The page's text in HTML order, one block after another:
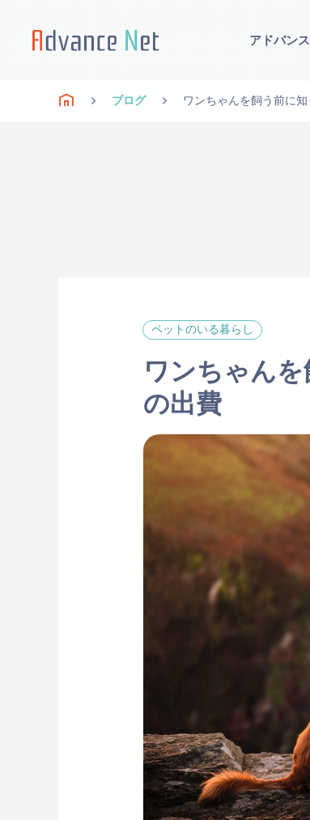
アドバン
ブログ ワンちゃんを飼う前に
ペットのいる暮らし
ワンちゃん
の出費